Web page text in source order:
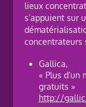
lieux
s’appuient sur
concentrateurs
Gallica,
« Plus
gratuits »
http://